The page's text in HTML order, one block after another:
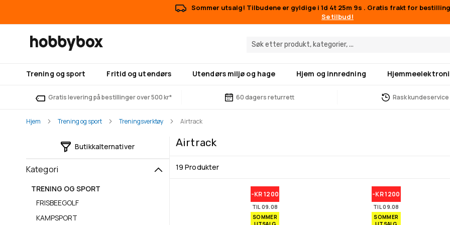
Sommer utsalg! Tilbudene er gyldige i 1d 4t 25m 9s . Gratis frakt for
Se tilbud!
Trening og sport Fritid og utendørs Utendørs miljø og hage Hjem og innredning
Gratis levering på bestillinger over 500 kr* 60 dagers returrett Rask kundeservice
Hjem Trening og sport Treningsverktøy Airtrack
Airtrack
19 Produkter
-KR 1200
TIL 09.08
SOMMER
-KR 1200
TIL 09.08
SOMMER
Butikkalternativer
Kategori
TRENING OG SPORT
FRISBEEGOLF
KAMPSPORT